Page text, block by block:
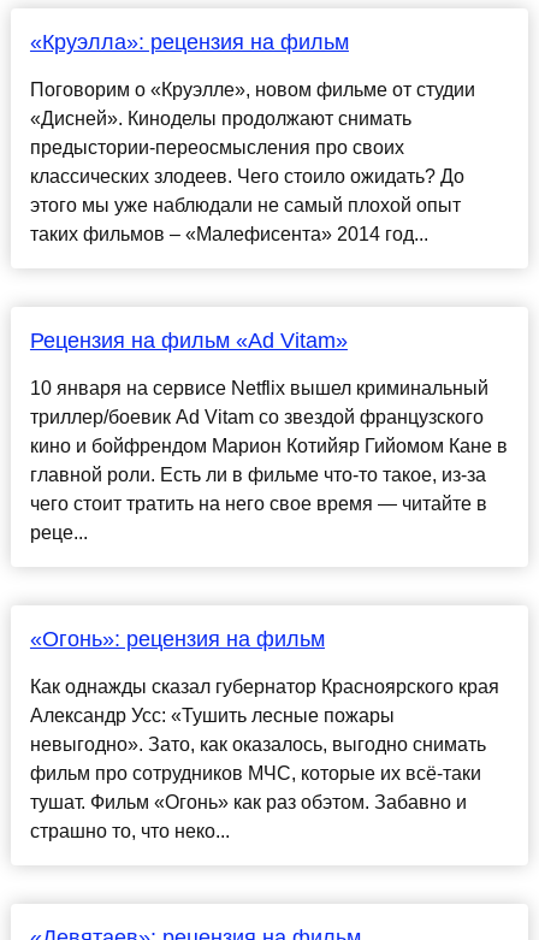
«Круэлла»: рецензия на фильм
Поговорим о «Круэлле», новом фильме от студии
«Дисней». Киноделы продолжают снимать
предыстории-переосмысления про своих
классических злодеев. Чего стоило ожидать? До
этого мы уже наблюдали не самый плохой опыт
таких фильмов – «Малефисента» 2014 год...
Рецензия на фильм «Ad Vitam»
10 января на сервисе Netflix вышел криминальный
триллер/боевик Ad Vitam со звездой французского
кино и бойфрендом Марион Котийяр Гийомом Кане в
главной роли. Есть ли в фильме что-то такое, из-за
чего стоит тратить на него свое время — читайте в
реце...
«Огонь»: рецензия на фильм
Как однажды сказал губернатор Красноярского края
Александр Усс: «Тушить лесные пожары
невыгодно». Зато, как оказалось, выгодно снимать
фильм про сотрудников МЧС, которые их всё-таки
тушат. Фильм «Огонь» как раз обэтом. Забавно и
страшно то, что неко...